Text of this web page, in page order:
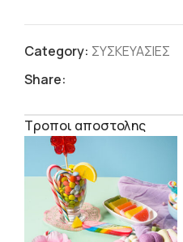
Category: ΣΥΣΚΕΥΑΣΙΕΣ
Share:
Τροποι αποστολης